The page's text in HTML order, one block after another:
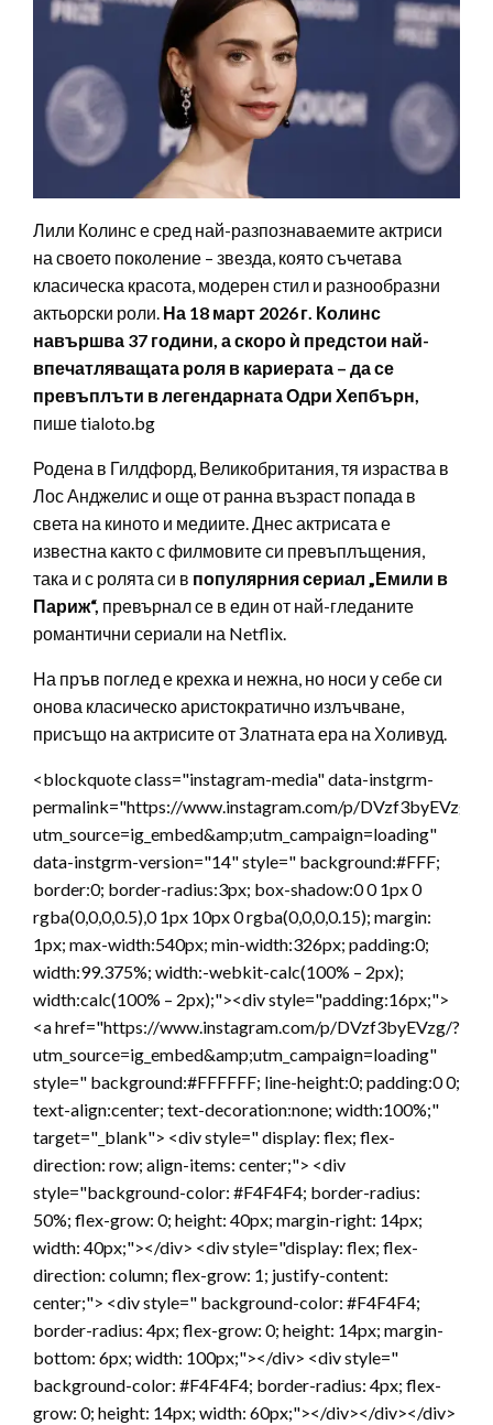
Лили Колинс е сред най-разпознаваемите актриси
на своето поколение – звезда, която съчетава
класическа красота, модерен стил и разнообразни
актьорски роли. На 18 март 2026 г. Колинс
навършва 37 години, а скоро ѝ предстои най-
впечатляващата роля в кариерата – да се
превъплъти в легендарната Одри Хепбърн,
пише tialoto.bg
Родена в Гилдфорд, Великобритания, тя израства в
Лос Анджелис и още от ранна възраст попада в
света на киното и медиите. Днес актрисата е
известна както с филмовите си превъплъщения,
така и с ролята си в популярния сериал „Емили в
Париж“, превърнал се в един от най-гледаните
романтични сериали на Netflix.
На пръв поглед е крехка и нежна, но носи у себе си
онова класическо аристократично излъчване,
присъщо на актрисите от Златната ера на Холивуд.
<blockquote class="instagram-media" data-instgrm-
permalink="https://www.instagram.com/p/DVzf3byEVzg/?
utm_source=ig_embed&amp;utm_campaign=loading"
data-instgrm-version="14" style=" background:#FFF;
border:0; border-radius:3px; box-shadow:0 0 1px 0
rgba(0,0,0,0.5),0 1px 10px 0 rgba(0,0,0,0.15); margin:
1px; max-width:540px; min-width:326px; padding:0;
width:99.375%; width:-webkit-calc(100% – 2px);
width:calc(100% – 2px);"><div style="padding:16px;">
<a href="https://www.instagram.com/p/DVzf3byEVzg/?
utm_source=ig_embed&amp;utm_campaign=loading"
style=" background:#FFFFFF; line-height:0; padding:0 0;
text-align:center; text-decoration:none; width:100%;"
target="_blank"> <div style=" display: flex; flex-
direction: row; align-items: center;"> <div
style="background-color: #F4F4F4; border-radius:
50%; flex-grow: 0; height: 40px; margin-right: 14px;
width: 40px;"></div> <div style="display: flex; flex-
direction: column; flex-grow: 1; justify-content:
center;"> <div style=" background-color: #F4F4F4;
border-radius: 4px; flex-grow: 0; height: 14px; margin-
bottom: 6px; width: 100px;"></div> <div style="
background-color: #F4F4F4; border-radius: 4px; flex-
grow: 0; height: 14px; width: 60px;"></div></div></div>